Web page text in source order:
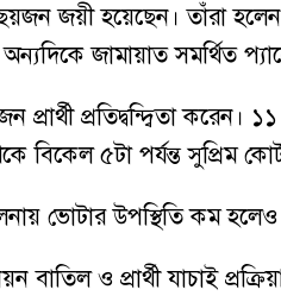
জয়ী হয়েছেন। তাঁরা
জামায়াত সমর্থিত
প্রার্থী প্রতিদ্বন্দ্বিতা
বিকেল ৫টা পর্যন্ত সুপ্রিম
ভোটার উপস্থিতি কম হলেও
বাতিল ও প্রার্থী যাচাই